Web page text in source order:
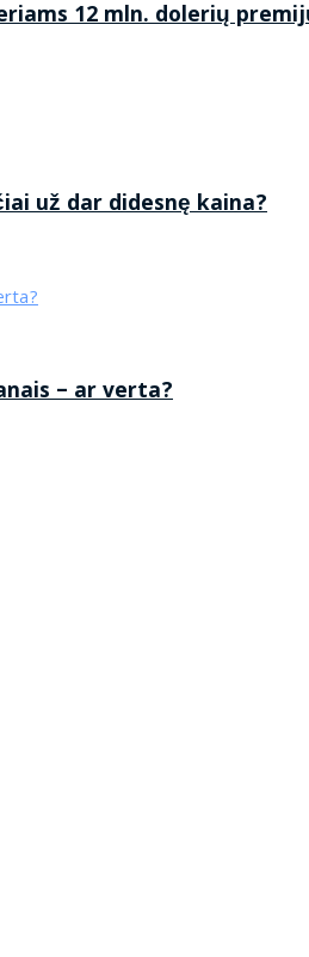
12 mln. dolerių
už dar didesnę kaina?
– ar verta?